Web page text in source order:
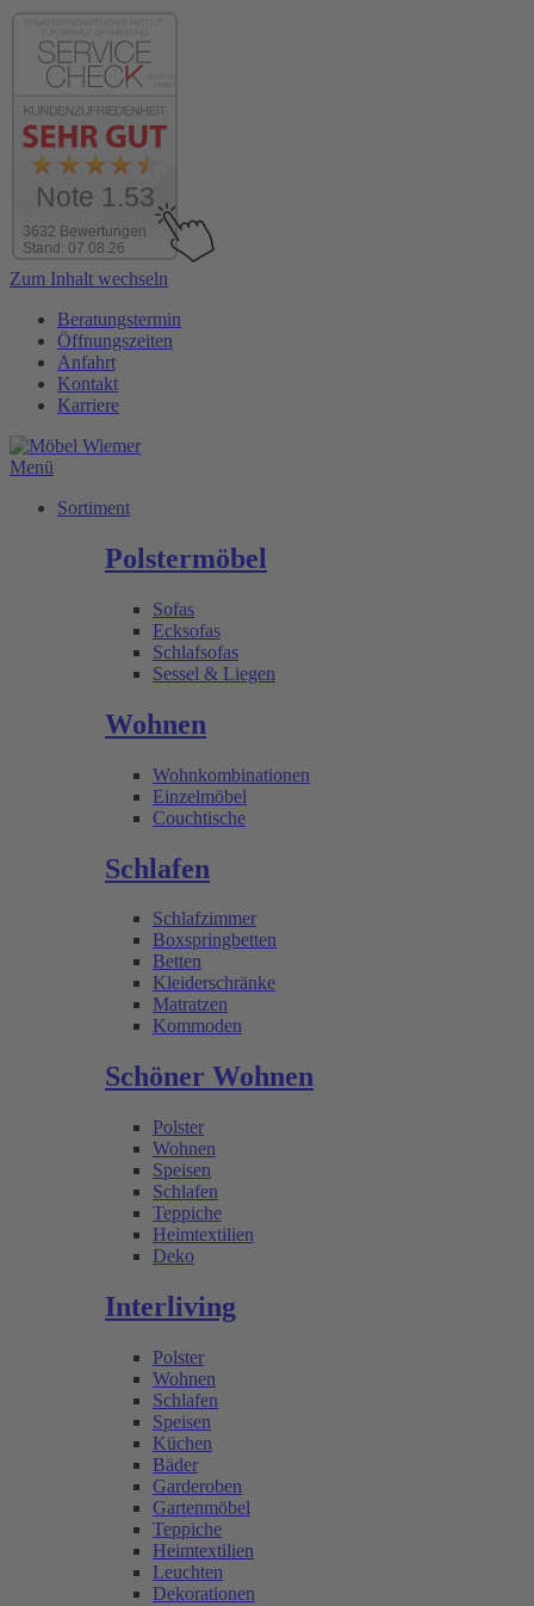
3632 Bewertungen
Stand: 07.08.26
Note 1.53
Zum Inhalt wechseln
Beratungstermin
Öffnungszeiten
Anfahrt
Kontakt
Karriere
Menü
Sortiment
Polstermöbel
Sofas
Ecksofas
Schlafsofas
Sessel & Liegen
Wohnen
Wohnkombinationen
Einzelmöbel
Couchtische
Schlafen
Schlafzimmer
Boxspringbetten
Betten
Kleiderschränke
Matratzen
Kommoden
Schöner Wohnen
Polster
Wohnen
Speisen
Schlafen
Teppiche
Heimtextilien
Deko
Interliving
Polster
Wohnen
Schlafen
Speisen
Küchen
Bäder
Garderoben
Gartenmöbel
Teppiche
Heimtextilien
Leuchten
Dekorationen